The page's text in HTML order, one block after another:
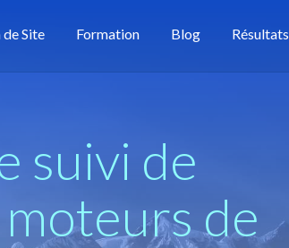
Site Formation Blog Résultats
suivi de
de